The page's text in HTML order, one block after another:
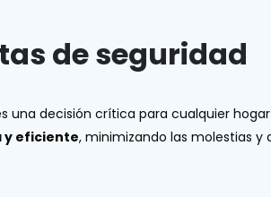
de seguridad
una decisión crítica para cualquier
y eficiente, minimizando las molestias